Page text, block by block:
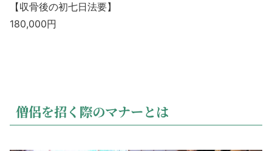
【収骨後の初七日法要】
180,000円
僧侶を招く際のマナーとは